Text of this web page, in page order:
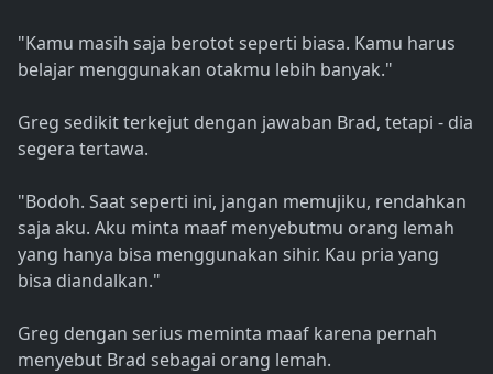
"Kamu masih saja berotot seperti biasa. Kamu harus
belajar menggunakan otakmu lebih banyak."
Greg sedikit terkejut dengan jawaban Brad, tetapi - dia
segera tertawa.
"Bodoh. Saat seperti ini, jangan memujiku, rendahkan
saja aku. Aku minta maaf menyebutmu orang lemah
yang hanya bisa menggunakan sihir. Kau pria yang
bisa diandalkan."
Greg dengan serius meminta maaf karena pernah
menyebut Brad sebagai orang lemah.